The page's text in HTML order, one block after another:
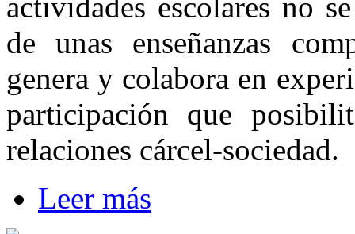
de unas enseñanzas
genera y colabora en
participación que
relaciones cárcel-sociedad.
Leer más